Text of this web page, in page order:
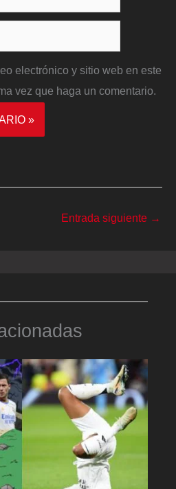
electrónico y sitio web en este
vez que haga un comentario.
Entrada siguiente →